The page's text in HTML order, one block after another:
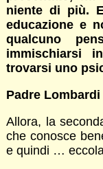
niente di più.
educazione e
qualcuno
immischiarsi
trovarsi uno
Padre Lombardi
Allora, la
che conosce
e quindi …